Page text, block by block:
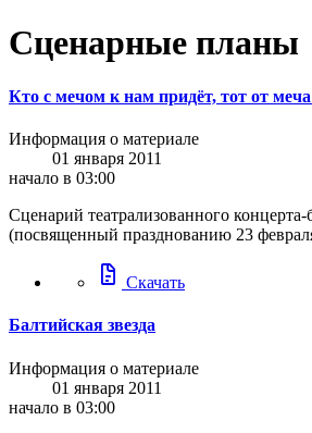
Сценарные планы
Кто с мечом к нам придёт, тот от
Информация о материале
01 января 2011
начало в 03:00
Сценарий театрализованного
(посвященный празднованию 23
docs Скачать
Балтийская звезда
Информация о материале
01 января 2011
начало в 03:00